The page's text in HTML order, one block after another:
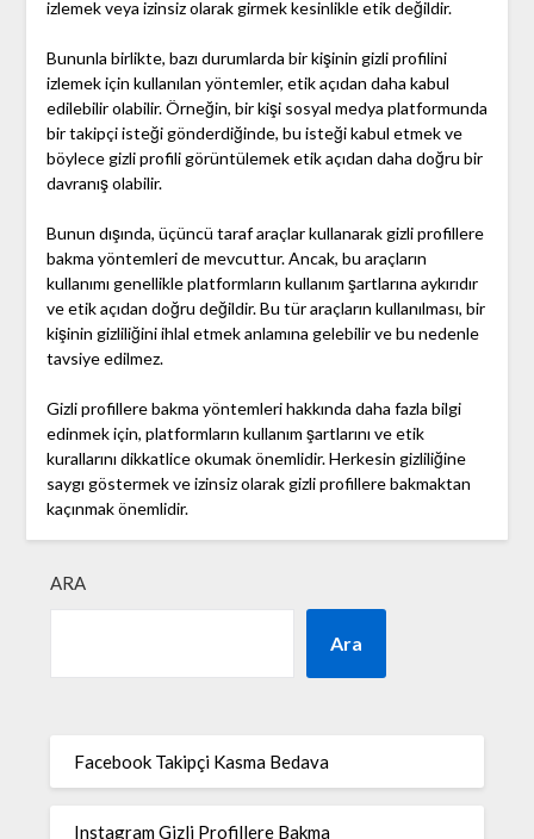
izlemek veya izinsiz olarak girmek kesinlikle etik değildir.
Bununla birlikte, bazı durumlarda bir kişinin gizli profilini
izlemek için kullanılan yöntemler, etik açıdan daha kabul
edilebilir olabilir. Örneğin, bir kişi sosyal medya platformunda
bir takipçi isteği gönderdiğinde, bu isteği kabul etmek ve
böylece gizli profili görüntülemek etik açıdan daha doğru bir
davranış olabilir.
Bunun dışında, üçüncü taraf araçlar kullanarak gizli profillere
bakma yöntemleri de mevcuttur. Ancak, bu araçların
kullanımı genellikle platformların kullanım şartlarına aykırıdır
ve etik açıdan doğru değildir. Bu tür araçların kullanılması, bir
kişinin gizliliğini ihlal etmek anlamına gelebilir ve bu nedenle
tavsiye edilmez.
Gizli profillere bakma yöntemleri hakkında daha fazla bilgi
edinmek için, platformların kullanım şartlarını ve etik
kurallarını dikkatlice okumak önemlidir. Herkesin gizliliğine
saygı göstermek ve izinsiz olarak gizli profillere bakmaktan
kaçınmak önemlidir.
ARA
Ara
Facebook Takipçi Kasma Bedava
Instagram Gizli Profillere Bakma